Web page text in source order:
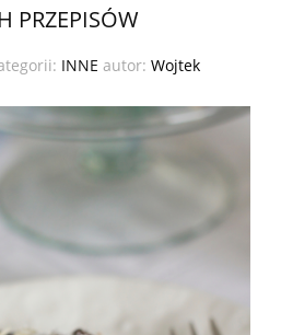
PRZEPISÓW
INNE autor: Wojtek